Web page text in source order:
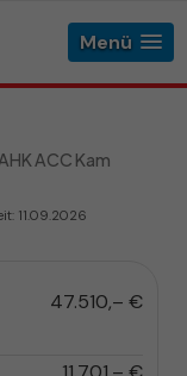
Menü
ACC Kam
11.09.2026
47.510,– €